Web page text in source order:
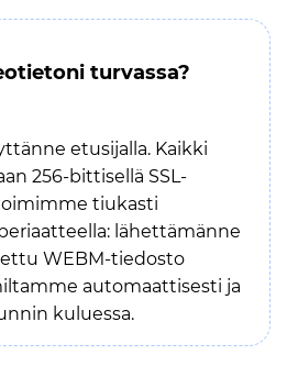
turvassa?
etusijalla. Kaikki
256-bittisellä SSL-
tiukasti
lähettämänne
WEBM-tiedosto
automaattisesti ja
kuluessa.